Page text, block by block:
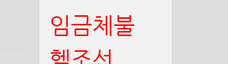
임금체불